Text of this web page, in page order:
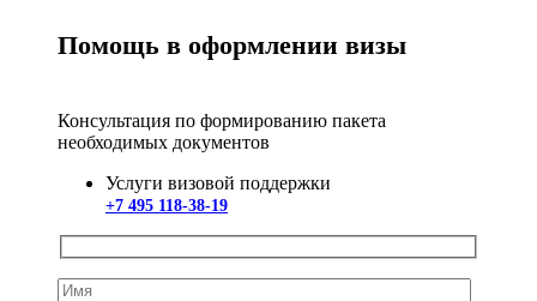
Помощь в оформлении визы
Консультация по формированию пакета
необходимых документов
Услуги визовой поддержки
+7 495 118-38-19